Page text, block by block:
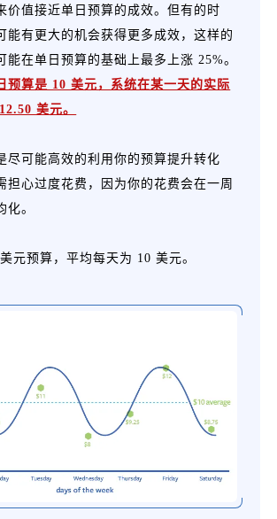
价值接近单日预算的成效。但有的时
能有更大的机会获得更多成效，这样的
能在单日预算的基础上最多上涨 25%。
预算是 10 美元，系统在某一天的实际
美元。
尽可能高效的利用你的预算提升转化
担心过度花费，因为你的花费会在一周
化。
元预算，平均每天为 10 美元。